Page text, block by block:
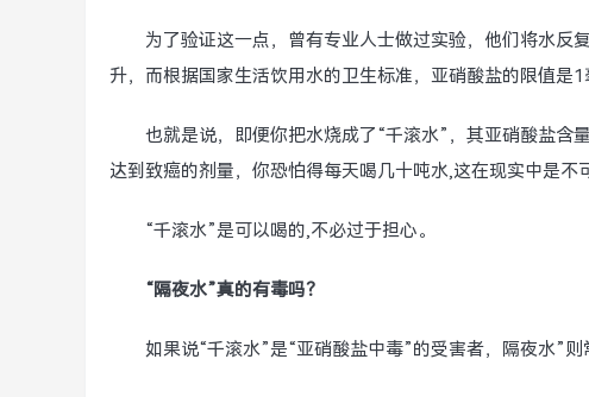
为了验证这一点，曾有专业人士做过实验，他们将水
升，而根据国家生活饮用水的卫生标准，亚硝酸盐的限值是1
也就是说，即便你把水烧成了“千滚水”，其亚硝酸盐含
达到致癌的剂量，你恐怕得每天喝几十吨水,这在现实中是不
“千滚水”是可以喝的,不必过于担心。
“隔夜水”真的有毒吗？
如果说“千滚水”是“亚硝酸盐中毒”的受害者，隔夜水”则